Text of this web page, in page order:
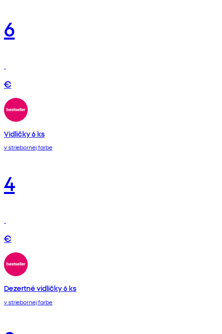
6
€
Vidličky 6 ks
v striebornej farbe
4
€
Dezertné vidličky 6 ks
v striebornej farbe